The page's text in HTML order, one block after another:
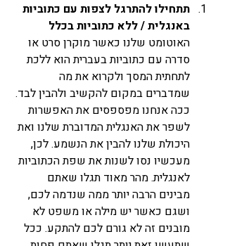
תתחילו להתרגל לצפות עם כתוביות
באנגלית / ללא כתוביות בכלל
האוטומט שלנו כאשר מוקרן סרט או
סדרה עם כתוביות בעברית הוא ללכת
לתחתית המסך ולקרוא את מה
שמדברים במקום להקשיב ולהבין לבד.
ככה אנחנו מפספסים את האפשרות
לשפר את האנגלית המדוברת שלנו ואת
היכולת שלנו להבין את הנשמע. לכן,
מעכשיו נסו לשנות את שפת הכתוביות
לאנגלית. מהר מאוד תגלו שאתם
מבינים הרבה יותר ממה שנדמה לכם,
ושגם כאשר יש מילה או משפט לא
מובנים זה לא גורם לכם להתקע. ככל